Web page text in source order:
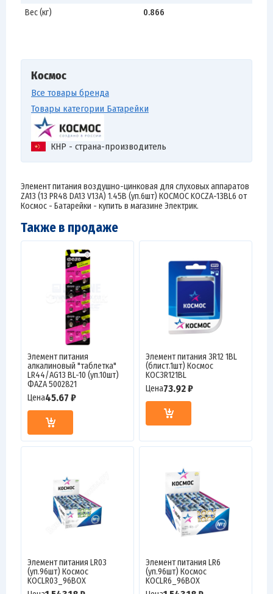
Вес (кг)
0.866
Космос
Все товары бренда
Товары категории Батарейки
КНР - страна-производитель
Элемент питания воздушно-цинковая для слуховых аппаратов
ZA13 (13 PR48 DA13 V13A) 1.45В (уп.6шт) КОСМОС KOCZA-13BL6 от
Космос - Батарейки - купить в магазине Электрик.
Также в продаже
Элемент питания
алкалиновый "таблетка"
LR44/AG13 BL-10 (уп.10шт)
ФАZА 5002821
Цена45.67 ₽
Элемент питания 3R12 1BL
(блист.1шт) Космос
KOC3R121BL
Цена73.92 ₽
Элемент питания LR03
(уп.96шт) Космос
KOCLR03_96BOX
Элемент питания LR6
(уп.96шт) Космос
KOCLR6_96BOX